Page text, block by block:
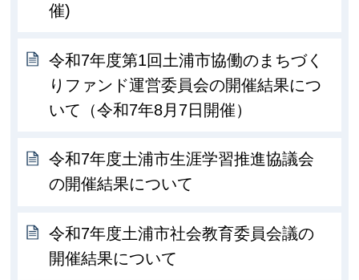
催)
令和7年度第1回土浦市協働のまちづく
りファンド運営委員会の開催結果につ
いて（令和7年8月7日開催）
令和7年度土浦市生涯学習推進協議会
の開催結果について
令和7年度土浦市社会教育委員会議の
開催結果について